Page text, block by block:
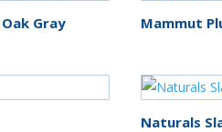
Gray Mammut
Naturals